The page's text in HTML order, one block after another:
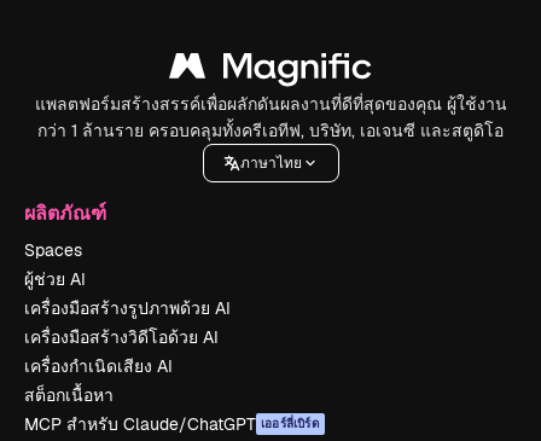
แพลตฟอร์มสร้างสรรค์เพื่อผลักดันผลงานที่ดีที่สุดของคุณ ผู้ใช้งาน
กว่า 1 ล้านราย ครอบคลุมทั้งครีเอทีฟ, บริษัท, เอเจนซี และสตูดิโอ
ภาษาไทย
ผลิตภัณฑ์
Spaces
ผู้ช่วย AI
เครื่องมือสร้างรูปภาพด้วย AI
เครื่องมือสร้างวิดีโอด้วย AI
เครื่องกำเนิดเสียง AI
สต็อกเนื้อหา
MCP สำหรับ Claude/ChatGPT เออร์ลี่เบิร์ด